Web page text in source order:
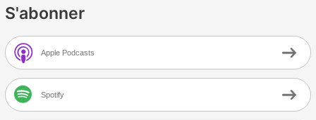
S'abonner
Apple Podcasts
Spotify